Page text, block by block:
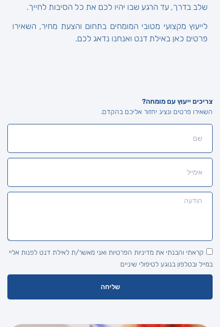
שלב בדרך, עד הרגע שבו יהיו לכם את כל הסיבות לחייך.
לייעוץ מקצועי מטובי המומחים בתחום והצעת מחיר, השאירו
פרטים כאן באילת דנט ואנחנו נדאג לכם.
צריכים ייעוץ עם מומחה?
השאירו פרטים ונציג יחזור אליכם בהקדם.
קראתי והבנתי את מדיניות הפרטיות ואני מאשר/ת לאילת דנט לפנות אליי
במייל ובטלפון בנוגע לטיפולי שיניים
שליחה